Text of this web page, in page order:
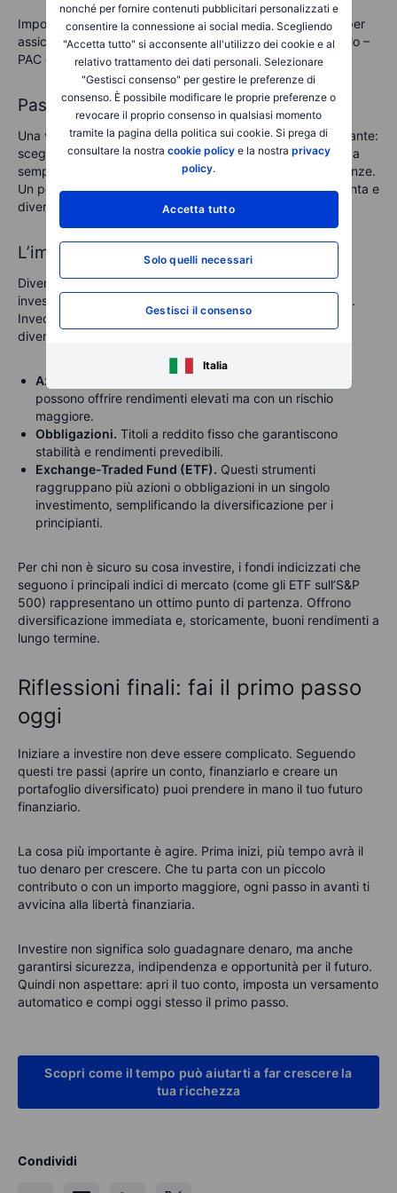
nonché per fornire contenuti pubblicitari personalizzati e
consentire la connessione ai social media. Scegliendo
"Accetta tutto" si acconsente all'utilizzo dei cookie e al
relativo trattamento dei dati personali. Selezionare
"Gestisci consenso" per gestire le preferenze di
consenso. È possibile modificare le proprie preferenze o
revocare il proprio consenso in qualsiasi momento
tramite la pagina della politica sui cookie. Si prega di
consultare la nostra cookie policye la nostra privacy
policy.
Accetta tutto
Solo quelli necessari
Gestisci il consenso
Italia
Imposta un bonifico ricorrente, anche di piccole somme, per
assicurarti di investire con regolarità.Un Piano di Accumulo –
PAC è un buon modo per incominciare ad investire.
Passo 3: crea il tuo portafoglio
Una volta finanziato il conto, arriva la parte più entusiasmante:
scegliere i tuoi investimenti. Tuttavia, investire non significa
semplicemente selezionare titoli a caso o seguire le tendenze.
Un portafoglio ben strutturato richiede pianificazione attenta e
diversificazione.
L’importanza della diversificazione
Diversificare significa semplicemente distribuire i tuoi
investimenti su varie tipologie di asset per ridurre il rischio.
Invece di puntare tutto su un’unica azione, un portafoglio
diversificato potrebbe includere:
Azioni.
Quote di partecipazione in singole società, che
possono offrire rendimenti elevati ma con un rischio
maggiore.
Obbligazioni. Titoli a reddito fisso che garantiscono
stabilità e rendimenti prevedibili.
Exchange-Traded Fund (ETF). Questi strumenti
raggruppano più azioni o obbligazioni in un singolo
investimento, semplificando la diversificazione per i
principianti.
Per chi non è sicuro su cosa investire, i fondi indicizzati che
seguono i principali indici di mercato (come gli ETF sull’S&P
500) rappresentano un ottimo punto di partenza. Offrono
diversificazione immediata e, storicamente, buoni rendimenti a
lungo termine.
Riflessioni finali: fai il primo passo
oggi
Iniziare a investire non deve essere complicato. Seguendo
questi tre passi (aprire un conto, finanziarlo e creare un
portafoglio diversificato) puoi prendere in mano il tuo futuro
finanziario.
La cosa più importante è agire. Prima inizi, più tempo avrà il
tuo denaro per crescere. Che tu parta con un piccolo
contributo o con un importo maggiore, ogni passo in avanti ti
avvicina alla libertà finanziaria.
Investire non significa solo guadagnare denaro, ma anche
garantirsi sicurezza, indipendenza e opportunità per il futuro.
Quindi non aspettare: apri il tuo conto, imposta un versamento
automatico e compi oggi stesso il primo passo.
Scopri come il tempo può aiutarti a far crescere la
tua ricchezza
Condividi